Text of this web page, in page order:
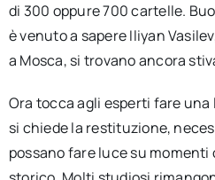
di 300 oppure 700 cartelle.
è venuto a sapere Iliyan
a Mosca, si trovano ancora
Ora tocca agli esperti fare
si chiede la restituzione,
possano fare luce su momenti